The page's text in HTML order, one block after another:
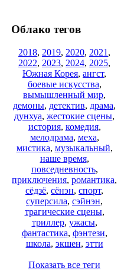
Облако тегов
2018, 2019, 2020, 2021 ,
2022, 2023, 2024, 2025,
Южная Корея, ангст,
боевые искусства,
вымышленный мир,
демоны, детектив, драма,
дунхуа, жестокие сцены,
история, комедия,
мелодрама, меха,
мистика, музыкальный,
наше время,
повседневность,
приключения, романтика,
сёдзё, сёнэн, спорт,
суперсила, сэйнэн,
трагические сцены,
триллер, ужасы,
фантастика, фэнтези,
школа, экшен, этти
Показать все теги